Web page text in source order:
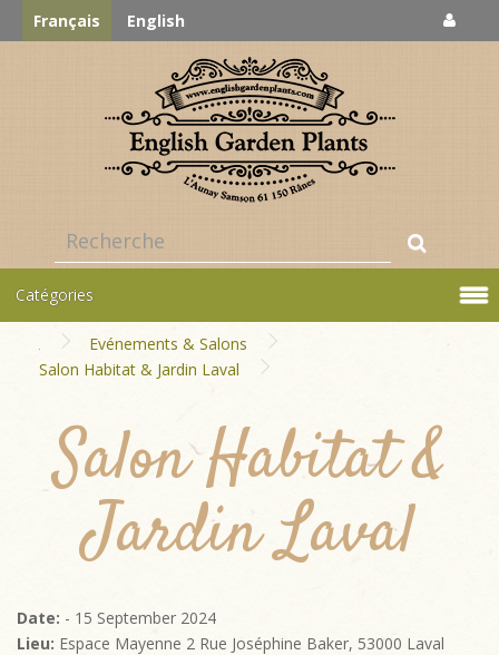
Français English
Catégories
Evénements & Salons
Salon Habitat & Jardin Laval
Salon Habitat &
Jardin Laval
Date: - 15 September 2024
Lieu: Espace Mayenne 2 Rue Joséphine Baker, 53000 Laval